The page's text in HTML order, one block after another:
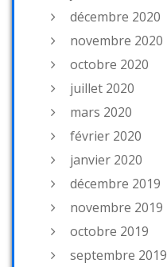
décembre 2020
novembre 2020
octobre 2020
juillet 2020
mars 2020
février 2020
janvier 2020
décembre 2019
novembre 2019
octobre 2019
septembre 2019